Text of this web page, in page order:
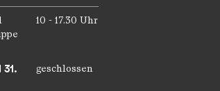
10 - 17.30 Uhr
geschlossen